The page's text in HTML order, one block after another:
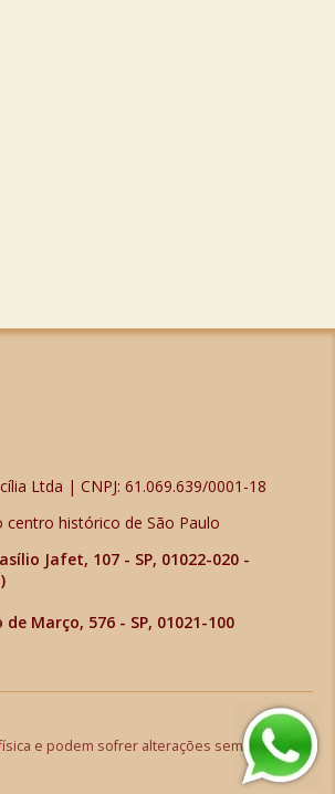
Ltda | CNPJ: 61.069.639/0001-18
centro histórico de São Paulo
Jafet, 107 - SP, 01022-020 -
de Março, 576 - SP, 01021-100
e podem sofrer alterações sem aviso